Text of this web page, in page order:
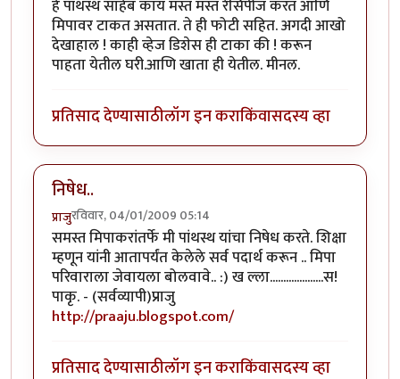
हे पांथस्थ साहेब काय मस्त मस्त रेसिपीज करत आणि
मिपावर टाकत असतात. ते ही फोटी सहित. अगदी आखो
देखाहाल ! काही व्हेज डिशेस ही टाका की ! करून
पाहता येतील घरी.आणि खाता ही येतील. मीनल.
प्रतिसाद देण्यासाठीलॉग इन कराकिंवासदस्य व्हा
निषेध..
प्राजुरविवार, 04/01/2009 05:14
समस्त मिपाकरांतर्फे मी पांथस्थ यांचा निषेध करते. शिक्षा
म्हणून यांनी आतापर्यंत केलेले सर्व पदार्थ करून .. मिपा
परिवाराला जेवायला बोलवावे.. :) ख ल्ला....................स!
पाकृ. - (सर्वव्यापी)प्राजु
http://praaju.blogspot.com/
प्रतिसाद देण्यासाठीलॉग इन कराकिंवासदस्य व्हा